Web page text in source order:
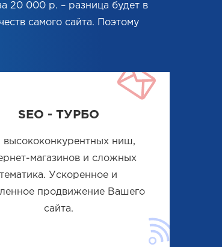
20 000 р. – разница будет в
самого сайта. Поэтому
SEO - ТУРБО
высококонкурентных ниш,
магазинов и сложных
тематика. Ускоренное и
продвижение Вашего
сайта.